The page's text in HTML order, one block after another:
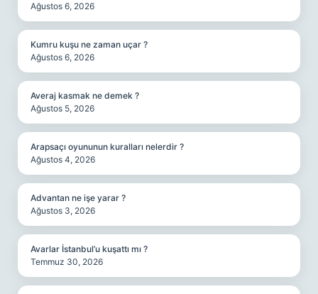
Ağustos 6, 2026
Kumru kuşu ne zaman uçar ?
Ağustos 6, 2026
Averaj kasmak ne demek ?
Ağustos 5, 2026
Arapsaçı oyununun kuralları nelerdir ?
Ağustos 4, 2026
Advantan ne işe yarar ?
Ağustos 3, 2026
Avarlar İstanbul’u kuşattı mı ?
Temmuz 30, 2026